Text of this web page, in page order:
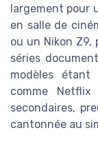
largement pour
en salle de
ou un Nikon Z9,
séries
modèles étant
comme
secondaires,
cantonnée au